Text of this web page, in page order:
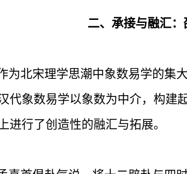
二、承接与融汇
为北宋理学思潮中象数易学的集
代象数易学以象数为中介，构建
进行了创造性的融汇与拓展。